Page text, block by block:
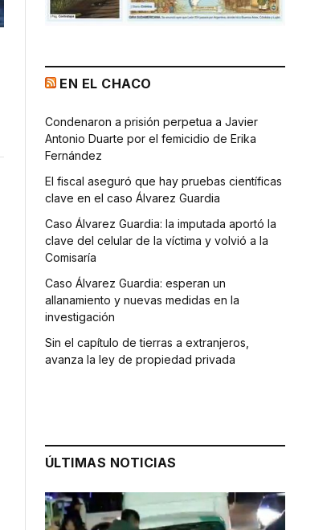
EN EL CHACO
Condenaron a prisión perpetua a Javier
Antonio Duarte por el femicidio de Erika
Fernández
El fiscal aseguró que hay pruebas científicas
clave en el caso Álvarez Guardia
Caso Álvarez Guardia: la imputada aportó la
clave del celular de la víctima y volvió a la
Comisaría
Caso Álvarez Guardia: esperan un
allanamiento y nuevas medidas en la
investigación
Sin el capítulo de tierras a extranjeros,
avanza la ley de propiedad privada
ÚLTIMAS NOTICIAS